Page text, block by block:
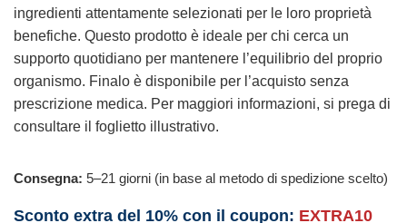
ingredienti attentamente selezionati per le loro proprietà
benefiche. Questo prodotto è ideale per chi cerca un
supporto quotidiano per mantenere l’equilibrio del proprio
organismo. Finalo è disponibile per l’acquisto senza
prescrizione medica. Per maggiori informazioni, si prega di
consultare il foglietto illustrativo.
Consegna: 5–21 giorni (in base al metodo di spedizione scelto)
Sconto extra del 10% con il coupon: EXTRA10